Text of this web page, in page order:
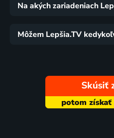
Na akých zariadeniach
Môžem Lepšia.TV
Skúsiť